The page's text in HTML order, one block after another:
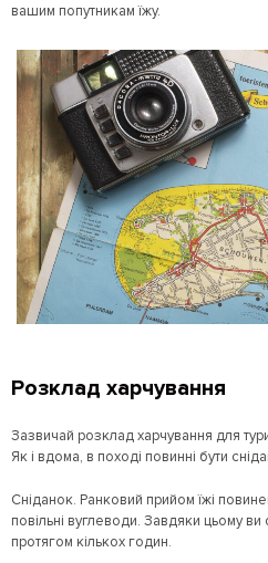
вашим попутникам їжу.
Розклад харчування
Зазвичай розклад харчування для
Як і вдома, в поході повинні бути
Сніданок. Ранковий прийом їжі
повільні вуглеводи. Завдяки цьому
протягом кількох годин.